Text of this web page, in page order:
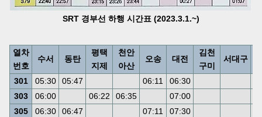
SRT 경부선 하행 시간표 (2023.3.1.~)
열차
번호
수서 동탄
평택
지제
천안
아산
오송 대전
김천
구미
서대구
301 05:30 05:47 06:11 06:30
303
06:00 06:22 06:35 07:00
305
06:30 06:47 07:11 07:30